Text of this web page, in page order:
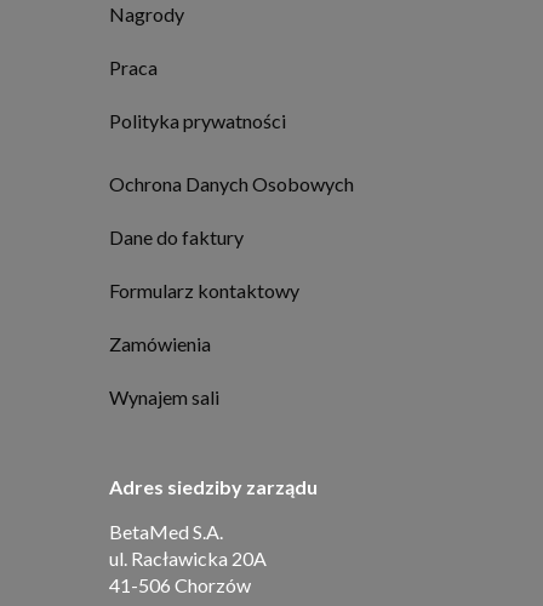
Nagrody
Praca
Polityka prywatności
Ochrona Danych Osobowych
Dane do faktury
Formularz kontaktowy
Zamówienia
Wynajem sali
Adres siedziby zarządu
BetaMed S.A.
ul. Racławicka 20A
41-506 Chorzów